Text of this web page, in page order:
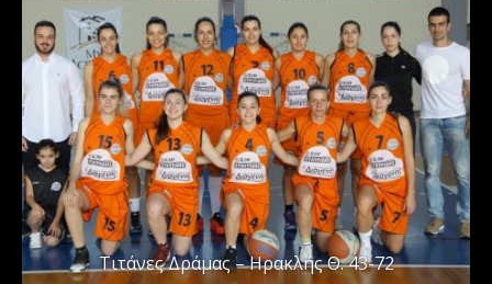
Τιτάνες Δράμας – Ηρακλής Θ. 43-72